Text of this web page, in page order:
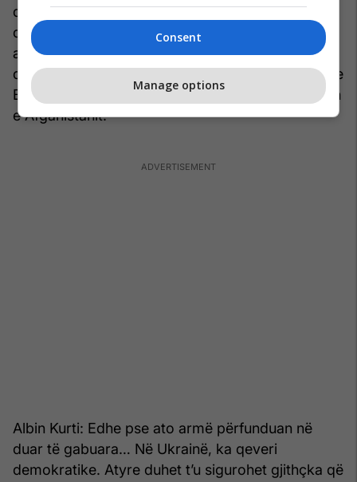
dini, organizata kriminale, madje edhe ata, katër
dekada më parë, po merrnin pajisje dhe armë
amerikane kundër Bashkimit Sovjetik. Me të
drejtë, ju e dini, sikur SHBA-të donin të hiqnin qafe
Bashkimin Sovjetik, SHBA-të ndihmuan në çlirimin
e Afganistanit.
Albin Kurti: Edhe pse ato armë përfunduan në
duar të gabuara… Në Ukrainë, ka qeveri
demokratike. Atyre duhet t’u sigurohet gjithçka që
Consent
Manage options